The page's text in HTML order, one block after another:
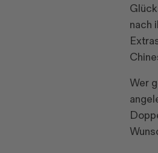
nach
Wer